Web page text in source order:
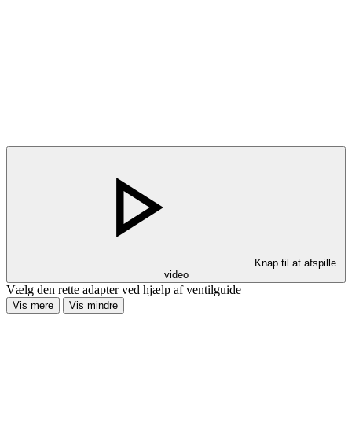
Knap til at afspille
video
Vælg den rette adapter ved hjælp af ventilguide
Vis mere Vis mindre